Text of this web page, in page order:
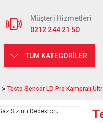
Müşteri Hizmetleri
0212 244 21 50
TÜM KATEGORİLER
Testo Sensor LD Pro Kameralı